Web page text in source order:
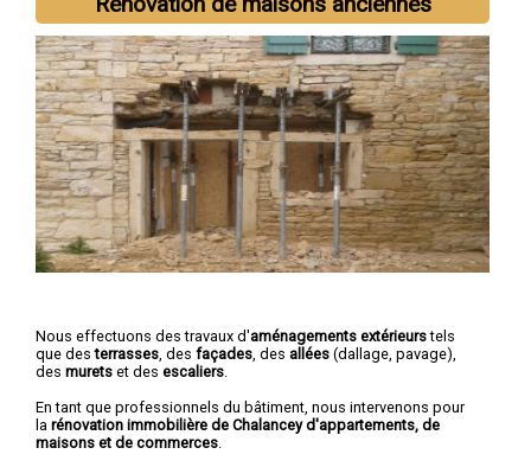
Nous effectuons des travaux d'aménagements extérieurstels
que desterrasses , des façades , des allées (dallage, pavage),
des murets et des escaliers
En tant que professionnels du bâtiment, nous intervenons pour
la rénovation immobilière de Chalancey d'appartements, de
maisons et de commerces